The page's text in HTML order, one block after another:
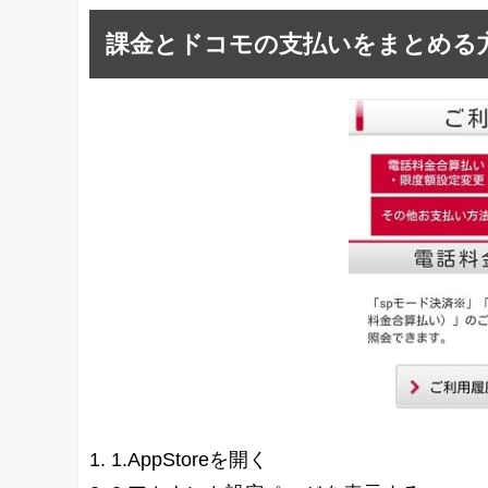
課金とドコモの支払いをまとめる
1.AppStoreを開く